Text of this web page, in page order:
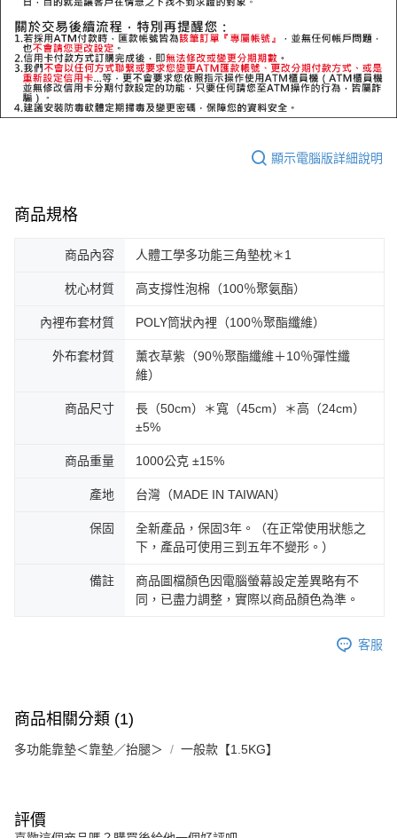
顯示電腦版詳細說明
商品規格
商品內容 人體工學多功能三角墊枕＊1
枕心材質 高支撐性泡棉（100％聚氨酯）
內裡布套材質 POLY筒狀內裡（100％聚酯纖維）
外布套材質
薰衣草紫（90％聚酯纖維＋10％彈性纖
維）
商品尺寸
長（50cm）＊寬（45cm）＊高（24cm）
±5%
商品重量 1000公克 ±15%
產地 台灣（MADE IN TAIWAN）
保固
全新產品，保固3年。（在正常使用狀態之
下，產品可使用三到五年不變形。）
備註
商品圖檔顏色因電腦螢幕設定差異略有不
同，已盡力調整，實際以商品顏色為準。
客服
商品相關分類 (1)
多功能靠墊＜靠墊／抬腿＞ 一般款【1.5KG】
評價